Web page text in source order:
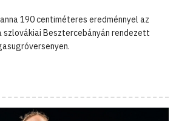
190 centiméteres eredménnyel az
Besztercebányán rendezett